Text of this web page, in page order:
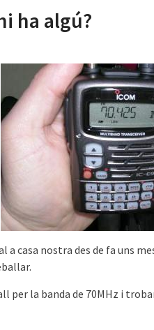
ha algú?
a casa nostra des de fa uns
per la banda de 70MHz i